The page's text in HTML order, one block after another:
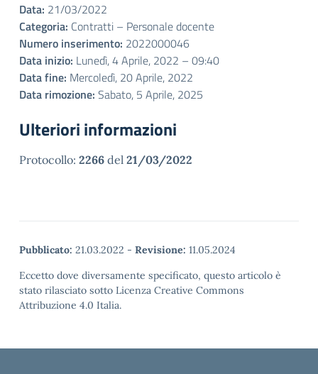
Data: 21/03/2022
Categoria: Contratti – Personale docente
Numero inserimento: 2022000046
Data inizio: Lunedì, 4 Aprile, 2022 – 09:40
Data fine: Mercoledì, 20 Aprile, 2022
Data rimozione: Sabato, 5 Aprile, 2025
Ulteriori informazioni
Protocollo: 2266 del 21/03/2022
Pubblicato: 21.03.2022 - Revisione: 11.05.2024
Eccetto dove diversamente specificato, questo articolo è
stato rilasciato sotto Licenza Creative Commons
Attribuzione 4.0 Italia.